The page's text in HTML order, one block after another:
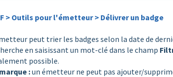
> Outils pour l'émetteur > Délivrer un badge
peut trier les badges selon la date de
en saisissant un mot-clé dans le champ
possible.
:un émetteur ne peut pas ajouter/